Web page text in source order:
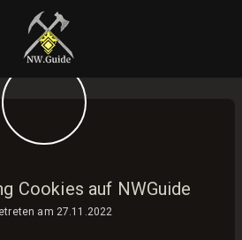
Cookies auf NWGuide
am 27.11.2022